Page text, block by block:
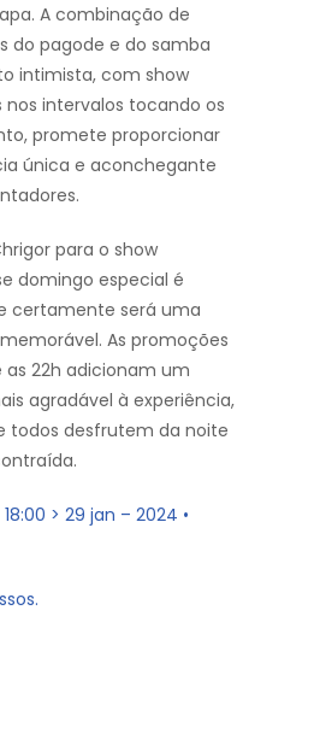
A combinação de
do pagode e do samba
intimista, com show
nos intervalos tocando os
promete proporcionar
única e aconchegante
para o show
domingo especial é
certamente será uma
As promoções
as 22h adicionam um
agradável à experiência,
todos desfrutem da noite
> 29 jan – 2024 •